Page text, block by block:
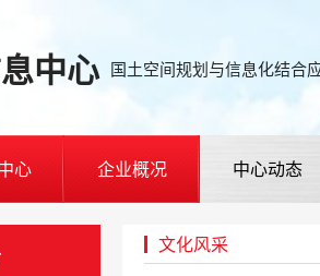
中心 国土空间规划与信息化结合
心 企业概况 中心动态
文化风采